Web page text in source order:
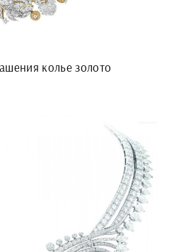
колье золото